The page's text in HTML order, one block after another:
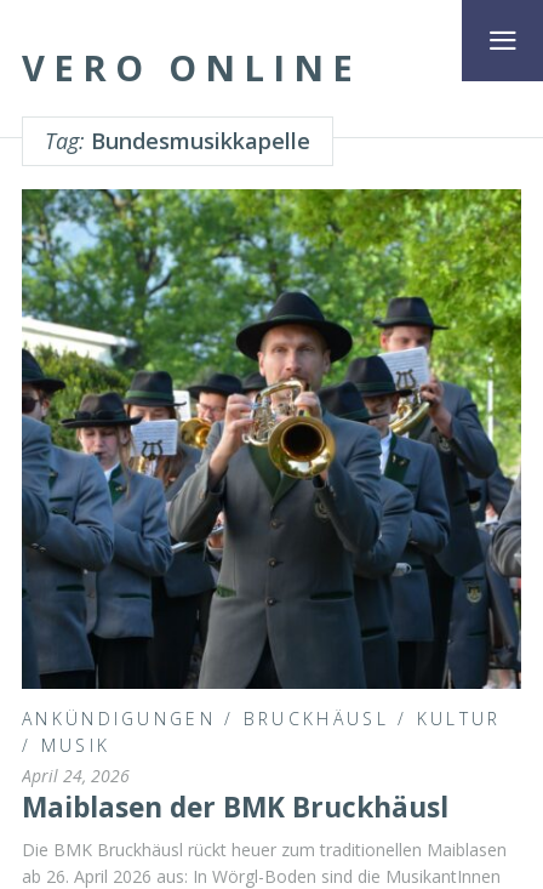
VERO ONLINE
Tag: Bundesmusikkapelle
ANKÜNDIGUNGEN / BRUCKHÄUSL / KULTUR
/ MUSIK
April 24, 2026
Maiblasen der BMK Bruckhäusl
Die BMK Bruckhäusl rückt heuer zum traditionellen Maiblasen
ab 26. April 2026 aus: In Wörgl-Boden sind die MusikantInnen